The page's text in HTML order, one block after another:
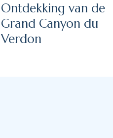
Ontdekking van de
Grand Canyon du
Verdon